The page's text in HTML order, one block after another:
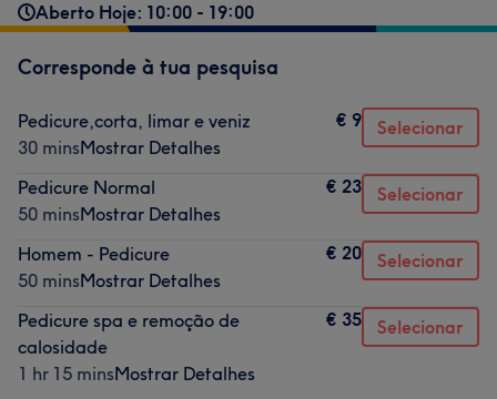
Aberto Hoje: 10:00 - 19:00
Corresponde à tua pesquisa
Pedicure,corta, limar e veniz
30 minsMostrar Detalhes
€ 9 Selecionar
Pedicure Normal
50 minsMostrar Detalhes
€ 23 Selecionar
Homem - Pedicure
50 minsMostrar Detalhes
€ 20 Selecionar
Pedicure spa e remoção de
calosidade
1 hr 15 minsMostrar Detalhes
€ 35 Selecionar